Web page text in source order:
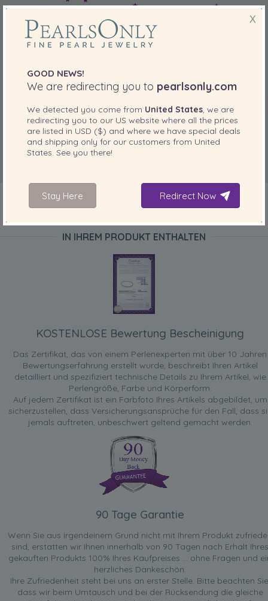
IN IHREM PRODUKT ENTHALTEN
KOSTENLOSE Bewertung Bescheinigung
Das Zertifikat, das von einem Perlenexperten mit über 10 Jahren
Bewertungserfahrung erstellt wurde, beschreibt Ihren Artikel
detailliert und spezifiziert technische Details zu Ihrem Artikel, wie
Perlengröße, Farbe und Körperform.
Auf jedem Zertifikat ist ein Farbfoto Ihres Artikels abgebildet, um
sicherzustellen, dass Versicherungsansprüche für den Fall, dass
jemals auftreten, unbeschwert geltend gemacht werden.
90 Tage Garantie
Wenn Sie aus irgendeinem Grund nicht mit Ihrem Produkt
sind, erstatten wir Ihnen innerhalb von 90 Tagen nach Erhalt Ihres
gekauften Produkts 100% Ihres Kaufpreises ... ohne Fragen und
herzliches Dankeschön.
Ihre Zufriedenheit steht bei uns an erster Stelle. Bitte beachten
dass wir beim Umtausch und bei der Rücksendung die gleiche
X
GOOD NEWS!
We are redirecting you to pearlsonly.com
We detected you come from United States, we are
redirecting you to our US website where all the prices
are listed in USD ($) and where we have special deals
and shipping only for our customers from United
States. See you there!
Stay Here Redirect Now